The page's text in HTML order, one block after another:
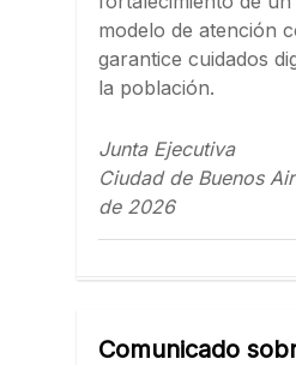
modelo de atención
garantice cuidados
la población.
Junta Ejecutiva
Ciudad de Buenos
de 2026
Comunicado